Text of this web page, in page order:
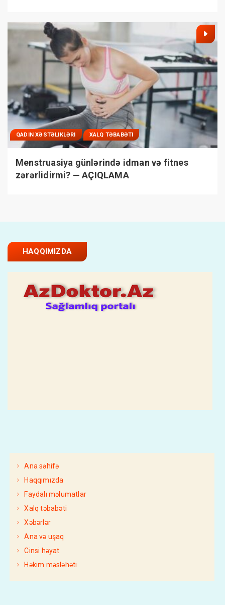
QADIN XƏSTƏLIKLƏRI XALQ TƏBABƏTI
Menstruasiya günlərində idman və fitnes
zərərlidirmi? — AÇIQLAMA
HAQQIMIZDA
Ana səhifə
Haqqımızda
Faydalı məlumatlar
Xalq təbabəti
Xəbərlər
Ana və uşaq
Cinsi həyat
Həkim məsləhəti